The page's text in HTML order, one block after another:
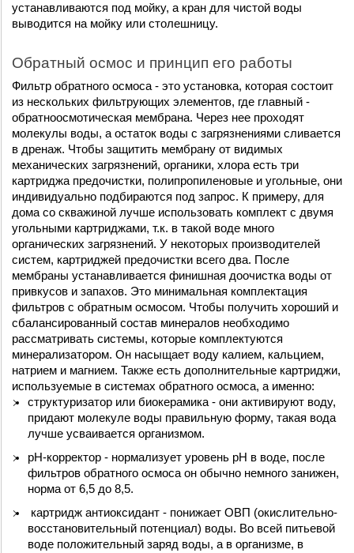
устанавливаются под мойку, а кран для чистой воды
выводится на мойку или столешницу.
Обратный осмос и принцип его работы
Фильтр обратного осмоса - это установка, которая состоит
из нескольких фильтрующих элементов, где главный -
обратноосмотическая мембрана. Через нее проходят
молекулы воды, а остаток воды с загрязнениями сливается
в дренаж. Чтобы защитить мембрану от видимых
механических загрязнений, органики, хлора есть три
картриджа предочистки, полипропиленовые и угольные, они
индивидуально подбираются под запрос. К примеру, для
дома со скважиной лучше использовать комплект с двумя
угольными картриджами, т.к. в такой воде много
органических загрязнений. У некоторых производителей
систем, картриджей предочистки всего два. После
мембраны устанавливается финишная доочистка воды от
привкусов и запахов. Это минимальная комплектация
фильтров с обратным осмосом. Чтобы получить хороший и
сбалансированный состав минералов необходимо
рассматривать системы, которые комплектуются
минерализатором. Он насыщает воду калием, кальцием,
натрием и магнием. Также есть дополнительные картриджи,
используемые в системах обратного осмоса, а именно:
структуризатор или биокерамика - они активируют воду,
придают молекуле воды правильную форму, такая вода
лучше усваивается организмом.
рН-корректор - нормализует уровень рН в воде, после
фильтров обратного осмоса он обычно немного занижен,
норма от 6,5 до 8,5.
картридж антиоксидант - понижает ОВП (окислительно-
восстановительный потенциал) воды. Во всей питьевой
воде положительный заряд воды, а в организме, в